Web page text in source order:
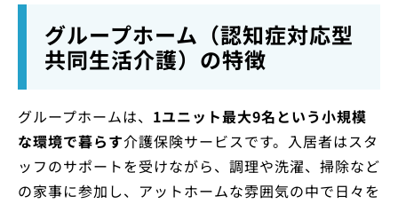
グループホーム（認知症対応型
共同生活介護）の特徴
グループホームは、 1ユニット最大9名という小規模
な環境で暮らす介護保険サービスです。入居者はスタ
ッフのサポートを受けながら、調理や洗濯、掃除など
の家事に参加し、アットホームな雰囲気の中で日々を